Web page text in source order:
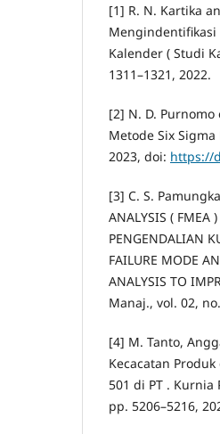
[1] R. N. Kartika
Mengindentifikasi
Kalender ( Studi
1311–1321, 2022.
[2] N. D.
Metode Six Sigma
2023, doi: https://
[3] C. S.
ANALYSIS ( FMEA
PENGENDALIAN
FAILURE MODE
ANALYSIS TO
Manaj., vol. 02,
[4] M. Tanto,
Kecacatan
501 di PT . Kurnia
pp. 5206–5216,